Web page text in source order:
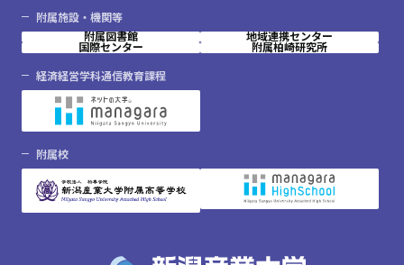
附属施設・機関等
附属図書館
地域連携センター
国際センター
附属柏崎研究所
経済経営学科通信教育課程
附属校